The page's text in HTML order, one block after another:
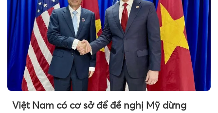
Việt Nam có cơ sở để đề nghị Mỹ dừng